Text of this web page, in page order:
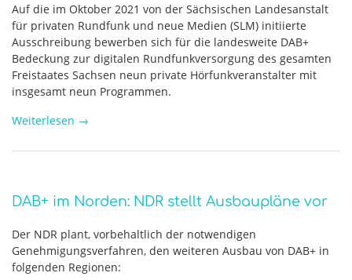
Auf die im Oktober 2021 von der Sächsischen Landesanstalt
für privaten Rundfunk und neue Medien (SLM) initiierte
Ausschreibung bewerben sich für die landesweite DAB+
Bedeckung zur digitalen Rundfunkversorgung des gesamten
Freistaates Sachsen neun private Hörfunkveranstalter mit
insgesamt neun Programmen.
Weiterlesen →
DAB+ im Norden: NDR stellt Ausbaupläne vor
Der NDR plant, vorbehaltlich der notwendigen
Genehmigungsverfahren, den weiteren Ausbau von DAB+ in
folgenden Regionen: